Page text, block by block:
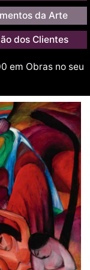
da Arte
dos Clientes
em Obras no seu